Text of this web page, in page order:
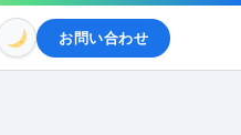
お問い合わせ